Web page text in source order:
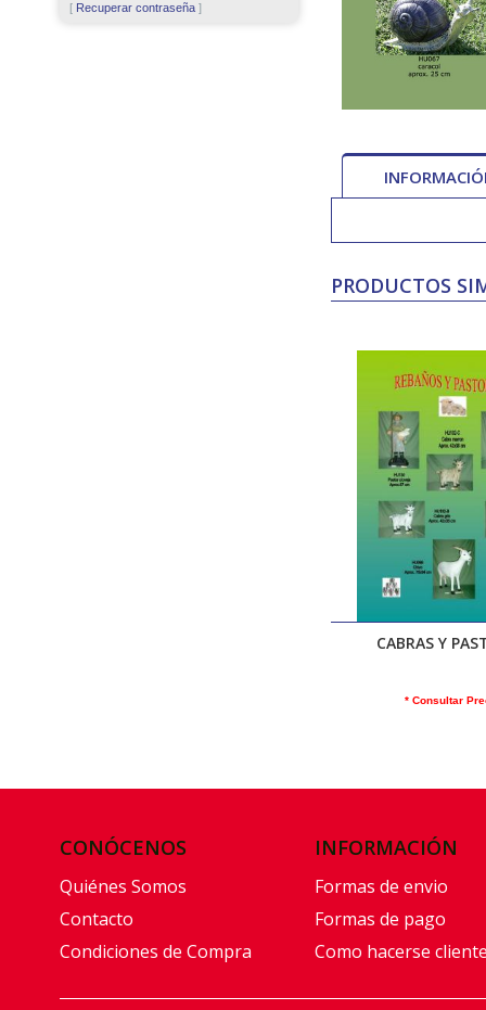
[ Recuperar contraseña ]
PRODUCTOS
CABRAS Y
* Consultar
CONÓCENOS
Quiénes Somos
Contacto
Condiciones de Compra
INFORMACIÓN
Formas de envio
Formas de pago
Como hacerse